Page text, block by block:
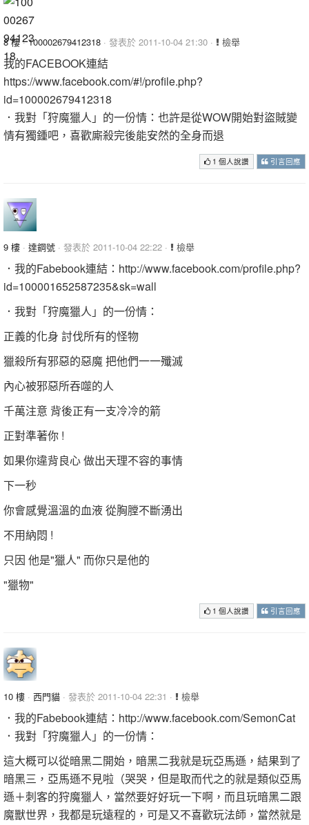
8 樓·100002679412318 · 發表於 2011-10-04 21:30 · 檢舉
我的FACEBOOK連結
https://www.facebook.com/#!/profile.php?
id=100002679412318
．我對「狩魔獵人」的一份情：也許是從WOW開始對盜賊變
情有獨鍾吧，喜歡廝殺完後能安然的全身而退
1 個人說讚 引言回應
9 樓 · 達鋼號 · 發表於 2011-10-04 22:22 · 檢舉
．我的Fabebook連結：http://www.facebook.com/profile.php?
id=100001652587235&sk=wall
．我對「狩魔獵人」的一份情：
正義的化身 討伐所有的怪物
獵殺所有邪惡的惡魔 把他們一一殲滅
內心被邪惡所吞噬的人
千萬注意 背後正有一支冷冷的箭
正對準著你 !
如果你違背良心 做出天理不容的事情
下一秒
你會感覺溫溫的血液 從胸膛不斷湧出
不用納悶 !
只因 他是"獵人" 而你只是他的
"獵物"
1 個人說讚 引言回應
10 樓 · 西門貓 · 發表於 2011-10-04 22:31 · 檢舉
．我的Fabebook連結：http://www.facebook.com/SemonCat
．我對「狩魔獵人」的一份情：
這大概可以從暗黑二開始，暗黑二我就是玩亞馬遜，結果到了
暗黑三，亞馬遜不見啦（哭哭，但是取而代之的就是類似亞馬
遜＋刺客的狩魔獵人，當然要好好玩一下啊，而且玩暗黑二跟
魔獸世界，我都是玩遠程的，可是又不喜歡玩法師，當然就是